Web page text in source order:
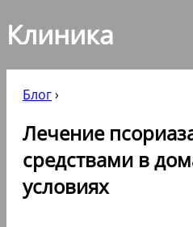
Клиника
Блог›
Лечение
средствами в
условиях